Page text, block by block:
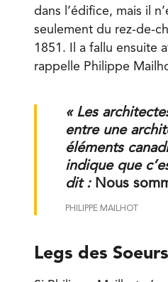
dans l’édifice, mais il
seulement du rez-de-
1851. Il a fallu ensuite
rappelle Philippe
« Les
entre une
éléments
indique que
dit : Nous
PHILIPPE MAILHOT
Legs des